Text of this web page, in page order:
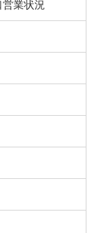
営業状況